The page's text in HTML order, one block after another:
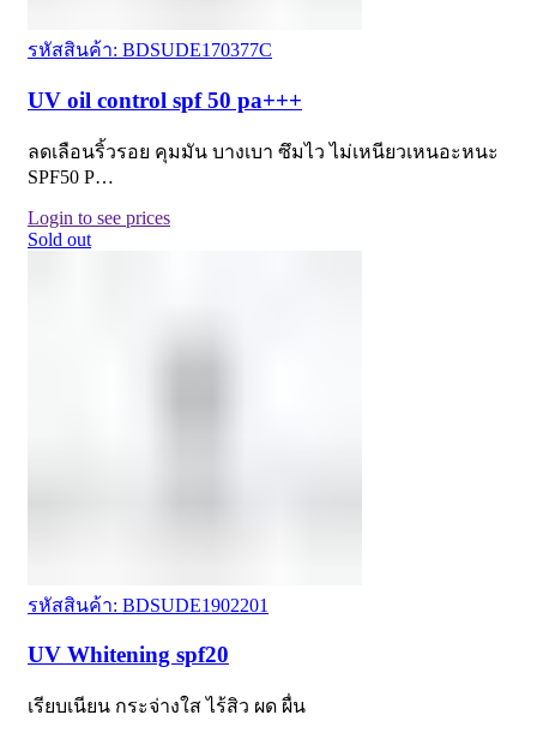
รหัสสินค้า: BDSUDE170377C
UV oil control spf 50 pa+++
ลดเลือนริ้วรอย คุมมัน บางเบา ซึมไว ไม่เหนียวเหนอะหนะ
SPF50 P…
Login to see prices
Sold out
รหัสสินค้า: BDSUDE1902201
UV Whitening spf20
เรียบเนียน กระจ่างใส ไร้สิว ผด ผื่น